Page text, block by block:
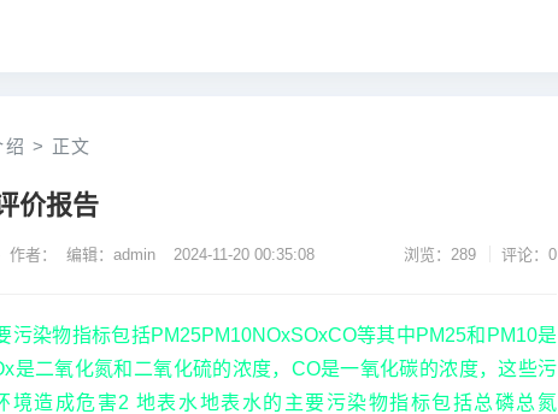
绍 > 正文
价报告
作者： 编辑：admin 2024-11-20 00:35:08 浏览：289 评论：0
污染物指标包括PM25PM10NOxSOxCO等其中PM25和PM10是
是二氧化氮和二氧化硫的浓度，CO是一氧化碳的浓度，这些污
境造成危害2 地表水地表水的主要污染物指标包括总磷总氮